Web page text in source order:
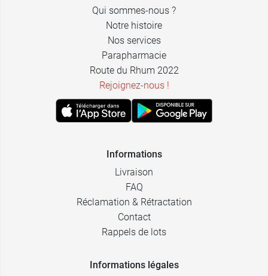
Qui sommes-nous ?
Notre histoire
Nos services
Parapharmacie
Route du Rhum 2022
Rejoignez-nous !
Informations
Livraison
FAQ
Réclamation & Rétractation
Contact
Rappels de lots
Informations légales